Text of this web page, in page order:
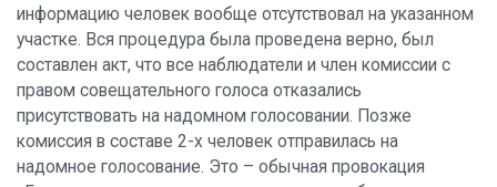
информацию человек вообще отсутствовал на указанном
участке. Вся процедура была проведена верно, был
составлен акт, что все наблюдатели и член комиссии с
правом совещательного голоса отказались
присутствовать на надомном голосовании. Позже
комиссия в составе 2-х человек отправилась на
надомное голосование. Это – обычная провокация